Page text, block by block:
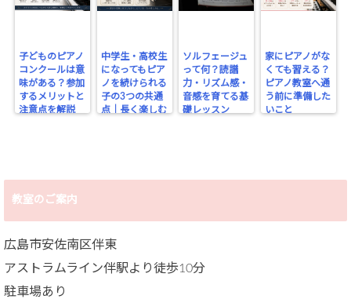
子どものピアノ
コンクールは意
味がある？参加
するメリットと
注意点を解説
中学生・高校生
になってもピア
ノを続けられる
子の3つの共通
点｜長く楽しむ
ソルフェージュ
って何？読譜
力・リズム感・
音感を育てる基
礎レッスン
家にピアノがな
くても習える？
ピアノ教室へ通
う前に準備した
いこと
教室のご案内
広島市安佐南区伴東
アストラムライン伴駅より徒歩10分
駐車場あり